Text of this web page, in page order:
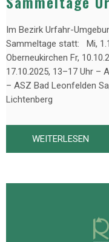
Im Bezirk Urfahr-
Sammeltage statt: Mi,
Oberneukirchen Fr,
17.10.2025, 13–17 Uhr –
– ASZ Bad Leonfelden
Lichtenberg
WEITERLESEN